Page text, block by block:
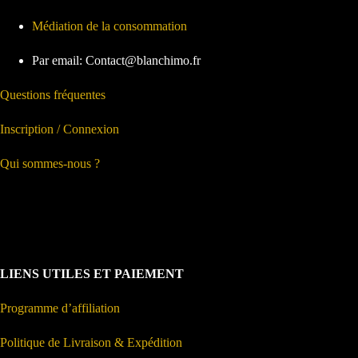
Médiation de la consommation
Par email: Contact@blanchimo.fr
Questions fréquentes
Inscription / Connexion
Qui sommes-nous ?
LIENS UTILES ET PAIEMENT
Programme d’affiliation
Politique de Livraison & Expédition